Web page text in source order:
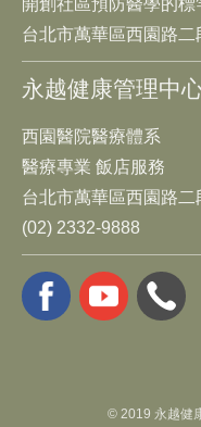
開創社區預防醫學的標
台北市萬華區西園路二
永越健康管理中
西園醫院醫療體系
醫療專業 飯店服務
台北市萬華區西園路二
(02) 2332-9888
© 2019 永越健